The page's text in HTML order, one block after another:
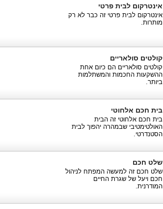
אינטרקום לבית פרטי
אינטרקום לבית פרטי זה כבר לא רק
מותרות.
קולטים סולאריים
קולטים סולאריים הם כיום אחת
ההשקעות החכמות והמשתלמות
ביותר.
בית חכם אלחוטי
בית חכם אלחוטי זה הבית
האולטימטיבי שבמהרה יהפוך לבית
הסטנדרטי.
שלט חכם
שלט חכם זה למעשה המפתח לניהול
חכם ויעל של שגרת החיים
המודרנית.